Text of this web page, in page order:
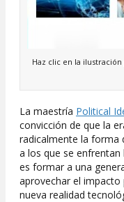
Haz clic en la
La maestría Political
convicción de que la
radicalmente la forma
a los que se enfrentan
es formar a una
aprovechar el
nueva realidad